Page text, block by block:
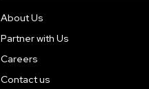
About Us
Partner with Us
Careers
Contact us